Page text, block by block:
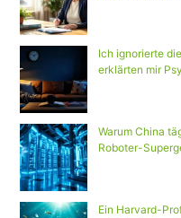
Ich ignorierte
erklärten mir
Warum China
Roboter-
Ein Harvard-